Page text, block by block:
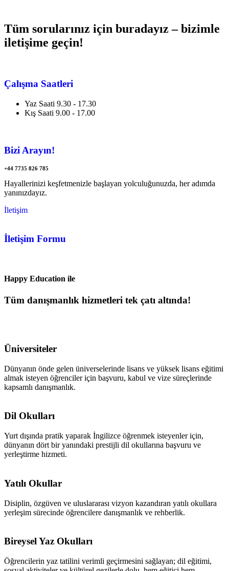
Tüm sorularınız için buradayız – bizimle
iletişime geçin!
Çalışma Saatleri
Yaz Saati 9.30 - 17.30
Kış Saati 9.00 - 17.00
Bizi Arayın!
+44 7735 826 785
Hayallerinizi keşfetmenizle başlayan yolculuğunuzda, her adımda
yanınızdayız.
İletişim
İletişim Formu
Happy Education ile
Tüm danışmanlık hizmetleri tek çatı altında!
Üniversiteler
Dünyanın önde gelen üniverselerinde lisans ve yüksek lisans eğitimi
almak isteyen öğrenciler için başvuru, kabul ve vize süreçlerinde
kapsamlı danışmanlık.
Dil Okulları
Yurt dışında pratik yaparak İngilizce öğrenmek isteyenler için,
dünyanın dört bir yanındaki prestijli dil okullarına başvuru ve
yerleştirme hizmeti.
Yatılı Okullar
Disiplin, özgüven ve uluslararası vizyon kazandıran yatılı okullara
yerleşim sürecinde öğrencilere danışmanlık ve rehberlik.
Bireysel Yaz Okulları
Öğrencilerin yaz tatilini verimli geçirmesini sağlayan; dil eğitimi,